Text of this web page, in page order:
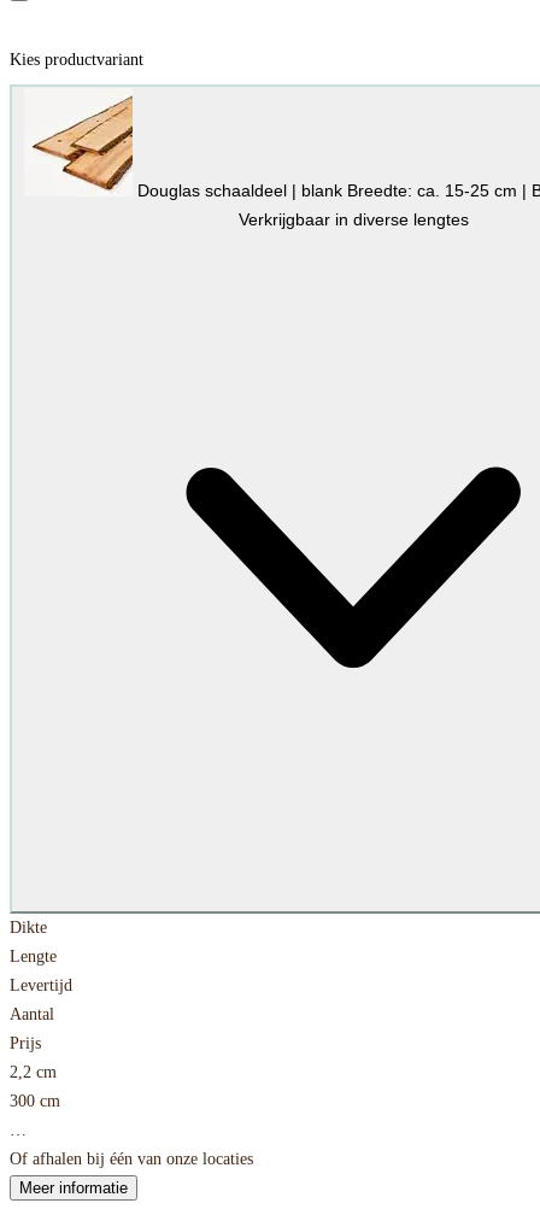
Kies productvariant
Douglas schaaldeel | blank Breedte: ca. 15-25 cm |
Verkrijgbaar in diverse lengtes
Dikte
Lengte
Levertijd
Aantal
Prijs
2,2 cm
300 cm
…
Of afhalen bij één van onze locaties
Meer informatie